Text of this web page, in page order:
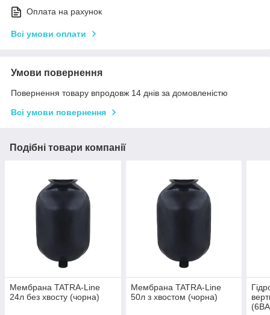
Оплата на рахунок
Всі умови оплати
Умови повернення
Повернення товару впродовж 14 днів за домовленістю
Всі умови повернення
Подібні товари компанії
Мембрана TATRA-Line
24л без хвосту (чорна)
Мембрана TATRA-Line
50л з хвостом (чорна)